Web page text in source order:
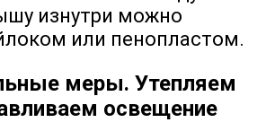
изнутри можно
или пенопластом.
меры. Утепляем
освещение